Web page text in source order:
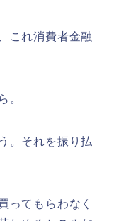
これ消費者金融
。
。それを振り払
ってもらわなく